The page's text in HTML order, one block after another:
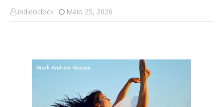
indieoclock Maio 25, 2026